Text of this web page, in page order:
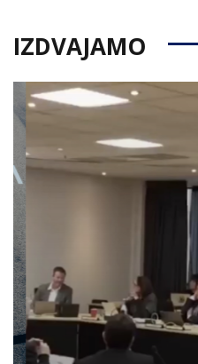
IZDVAJAMO